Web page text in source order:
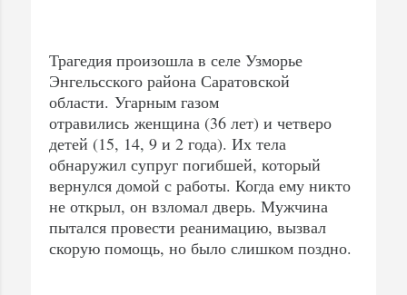
Трагедия произошла в селе Узморье
Энгельсского района Саратовской
области. Угарным газом
отравились женщина (36 лет) и четверо
детей (15, 14, 9 и 2 года). Их тела
обнаружил супруг погибшей, который
вернулся домой с работы. Когда ему никто
не открыл, он взломал дверь. Мужчина
пытался провести реанимацию, вызвал
скорую помощь, но было слишком поздно.